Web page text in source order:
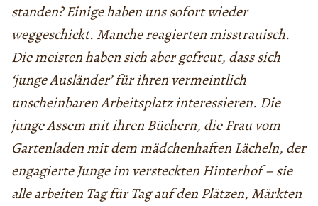
standen? Einige haben uns sofort wieder
weggeschickt. Manche reagierten misstrauisch.
Die meisten haben sich aber gefreut, dass sich
‘junge Ausländer’ für ihren vermeintlich
unscheinbaren Arbeitsplatz interessieren. Die
junge Assem mit ihren Büchern, die Frau vom
Gartenladen mit dem mädchenhaften Lächeln, der
engagierte Junge im versteckten Hinterhof – sie
alle arbeiten Tag für Tag auf den Plätzen, Märkten